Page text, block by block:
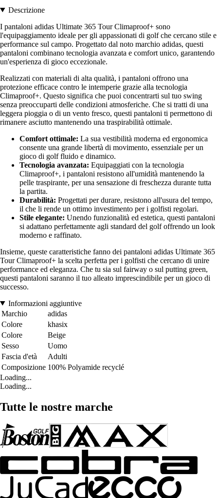
Descrizione
I pantaloni adidas Ultimate 365 Tour Climaproof+ sono
l'equipaggiamento ideale per gli appassionati di golf che cercano stile e
performance sul campo. Progettato dal noto marchio adidas, questi
pantaloni combinano tecnologia avanzata e comfort unico, garantendo
un'esperienza di gioco eccezionale.
Realizzati con materiali di alta qualità, i pantaloni offrono una
protezione efficace contro le intemperie grazie alla tecnologia
Climaproof+. Questo significa che puoi concentrarti sul tuo swing
senza preoccuparti delle condizioni atmosferiche. Che si tratti di una
leggera pioggia o di un vento fresco, questi pantaloni ti permettono di
rimanere asciutto mantenendo una traspirabilità ottimale.
Comfort ottimale: La sua vestibilità moderna ed ergonomica
consente una grande libertà di movimento, essenziale per un
gioco di golf fluido e dinamico.
Tecnologia avanzata: Equipaggiati con la tecnologia
Climaproof+, i pantaloni resistono all'umidità mantenendo la
pelle traspirante, per una sensazione di freschezza durante tutta
la partita.
Durabilità: Progettati per durare, resistono all'usura del tempo,
il che li rende un ottimo investimento per i golfisti regolari.
Stile elegante: Unendo funzionalità ed estetica, questi pantaloni
si adattano perfettamente agli standard del golf offrendo un look
moderno e raffinato.
Insieme, queste caratteristiche fanno dei pantaloni adidas Ultimate 365
Tour Climaproof+ la scelta perfetta per i golfisti che cercano di unire
performance ed eleganza. Che tu sia sul fairway o sul putting green,
questi pantaloni saranno il tuo alleato imprescindibile per un gioco di
successo.
Informazioni aggiuntive
Marchio
adidas
Colore
khasix
Colore
Beige
Sesso
Uomo
Fascia d'età
Adulti
Composizione 100% Polyamide recyclé
Loading...
Loading...
Tutte le nostre marche